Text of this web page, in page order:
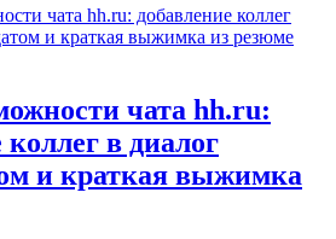
чата hh.ru:
коллег в диалог
и краткая выжимка